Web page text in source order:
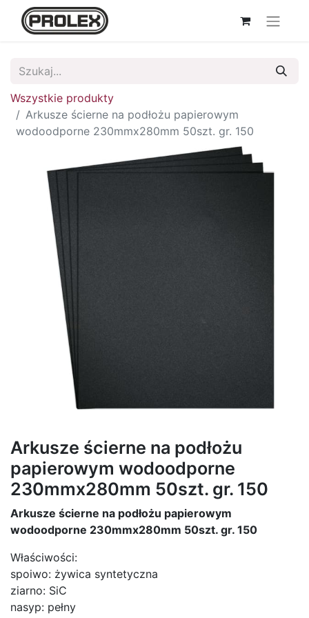
Wszystkie produkty
Arkusze ścierne na podłożu papierowym
wodoodporne 230mmx280mm 50szt. gr. 150
Arkusze ścierne na podłożu
papierowym wodoodporne
230mmx280mm 50szt. gr. 150
Arkusze ścierne na podłożu papierowym
wodoodporne 230mmx280mm 50szt. gr. 150
Właściwości:
spoiwo: żywica syntetyczna
ziarno: SiC
nasyp: pełny